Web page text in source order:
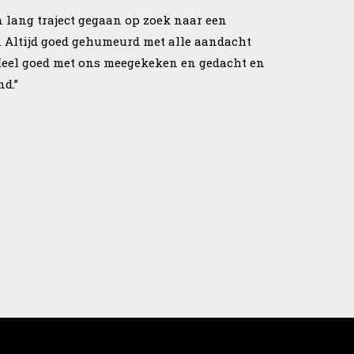
traject gegaan op zoek naar een
Altijd goed gehumeurd met alle aandacht
goed met ons meegekeken en gedacht en